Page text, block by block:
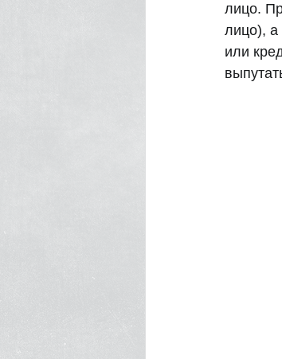
лицо.
лицо), а
или